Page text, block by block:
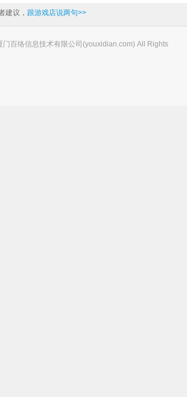
建议， 跟游戏店说两句>>
百络信息技术有限公司(youxidian.com) All Rights